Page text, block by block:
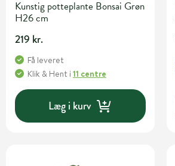
Kunstig potteplante Bonsai Grøn
H26 cm
219 kr.
Få leveret
Klik & Hent i 11 centre
Læg i kurv